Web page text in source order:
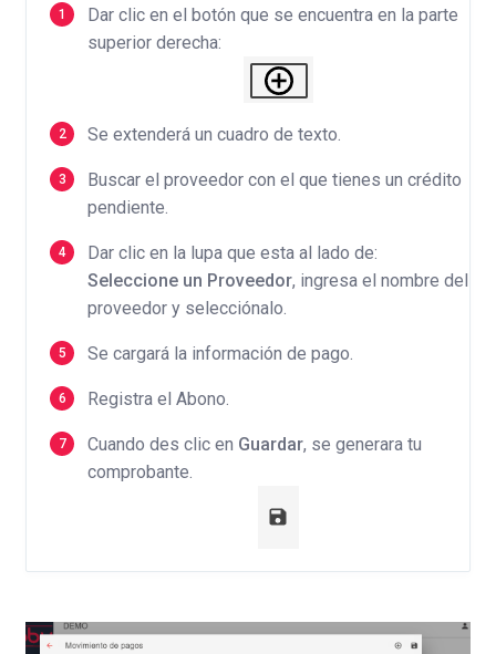
Dar clic en el botón que se encuentra en la parte
superior derecha:
Se extenderá un cuadro de texto.
Buscar el proveedor con el que tienes un crédito
pendiente.
Dar clic en la lupa que esta al lado de:
Seleccione un Proveedor, ingresa el nombre del
proveedor y selecciónalo.
Se cargará la información de pago.
Registra el Abono.
Cuando des clic en Guardar, se generara tu
comprobante.